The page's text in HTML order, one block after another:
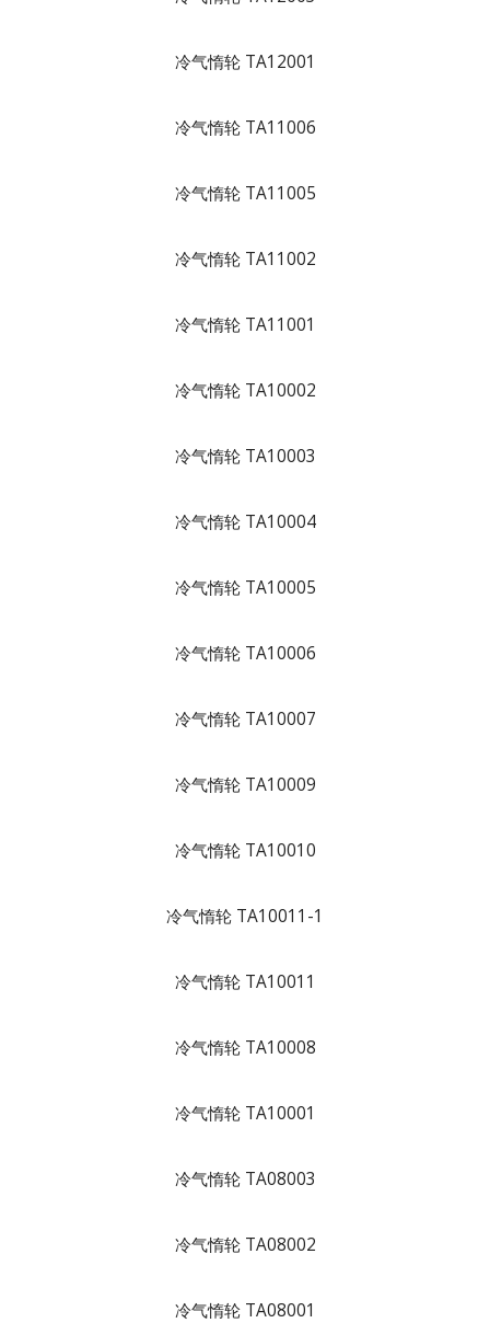
冷气惰轮 TA12001
冷气惰轮 TA11006
冷气惰轮 TA11005
冷气惰轮 TA11002
冷气惰轮 TA11001
冷气惰轮 TA10002
冷气惰轮 TA10003
冷气惰轮 TA10004
冷气惰轮 TA10005
冷气惰轮 TA10006
冷气惰轮 TA10007
冷气惰轮 TA10009
冷气惰轮 TA10010
冷气惰轮 TA10011-1
冷气惰轮 TA10011
冷气惰轮 TA10008
冷气惰轮 TA10001
冷气惰轮 TA08003
冷气惰轮 TA08002
冷气惰轮 TA08001